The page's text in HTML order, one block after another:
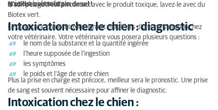
qui peut lui être fatale.
N'utilisez surtout pas de sel !
Si son pelage a été en contact avec le produit toxique, lavez-le avec du
Biotex vert.
Intoxication chez le chien : diagnostic
Le diagnostic d’une intoxication est établi lors d'une consultation chez
votre vétérinaire. Votre vétérinaire vous posera plusieurs questions :
le nom de la substance et la quantité ingérée
l’heure supposée de l’ingestion
les symptômes
le poids et l’âge de votre chien
Plus la prise en charge est précoce, meilleur sera le pronostic. Une prise
de sang est souvent nécessaire pour affiner le diagnostic.
Intoxication chez le chien :